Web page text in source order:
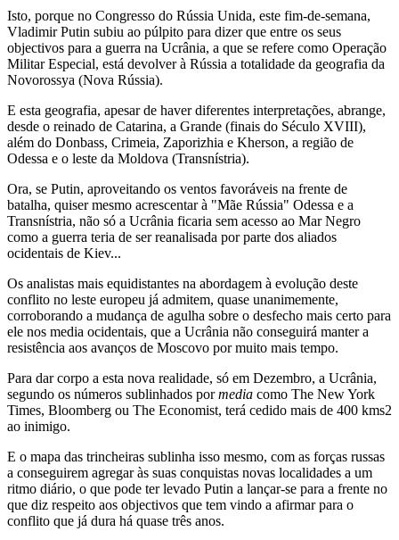
Isto, porque no Congresso do Rússia Unida, este fim-de-semana,
Vladimir Putin subiu ao púlpito para dizer que entre os seus
objectivos para a guerra na Ucrânia, a que se refere como Operação
Militar Especial, está devolver à Rússia a totalidade da geografia da
Novorossya (Nova Rússia).
E esta geografia, apesar de haver diferentes interpretações, abrange,
desde o reinado de Catarina, a Grande (finais do Século XVIII),
além do Donbass, Crimeia, Zaporizhia e Kherson, a região de
Odessa e o leste da Moldova (Transnístria).
Ora, se Putin, aproveitando os ventos favoráveis na frente de
batalha, quiser mesmo acrescentar à "Mãe Rússia" Odessa e a
Transnístria, não só a Ucrânia ficaria sem acesso ao Mar Negro
como a guerra teria de ser reanalisada por parte dos aliados
ocidentais de Kiev...
Os analistas mais equidistantes na abordagem à evolução deste
conflito no leste europeu já admitem, quase unanimemente,
corroborando a mudança de agulha sobre o desfecho mais certo para
ele nos media ocidentais, que a Ucrânia não conseguirá manter a
resistência aos avanços de Moscovo por muito mais tempo.
Para dar corpo a esta nova realidade, só em Dezembro, a Ucrânia,
segundo os números sublinhados pormedia como The New York
Times, Bloomberg ou The Economist, terá cedido mais de 400 kms2
ao inimigo.
E o mapa das trincheiras sublinha isso mesmo, com as forças russas
a conseguirem agregar às suas conquistas novas localidades a um
ritmo diário, o que pode ter levado Putin a lançar-se para a frente no
que diz respeito aos objectivos que tem vindo a afirmar para o
conflito que já dura há quase três anos.